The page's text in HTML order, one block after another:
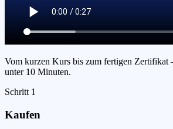
Vom kurzen Kurs bis zum fertigen
unter 10 Minuten.
Schritt 1
Kaufen